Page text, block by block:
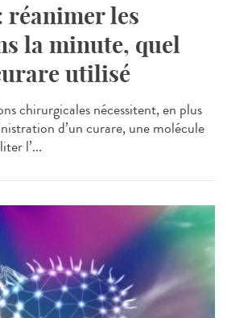
réanimer les
la minute, quel
utilisé
chirurgicales nécessitent, en plus
d’un curare, une molécule
l’...